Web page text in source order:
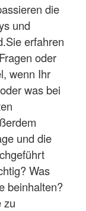
die
und
erfahren
oder
wenn Ihr
was bei
und die
Was
beinhalten?
zu